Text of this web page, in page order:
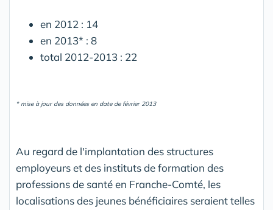
en 2012 : 14
en 2013* : 8
total 2012-2013 : 22
* mise à jour des données en date de février 2013
Au regard de l'implantation des structures
employeurs et des instituts de formation des
professions de santé en Franche-Comté, les
localisations des jeunes bénéficiaires seraient telles